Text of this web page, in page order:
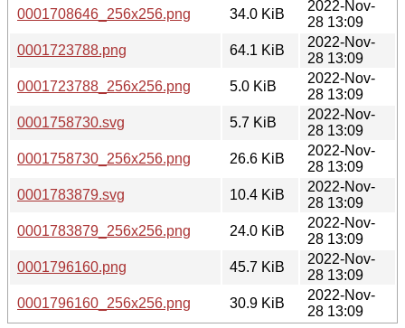
0001708646_256x256.png
34.0 KiB
2022-Nov-
28 13:09
0001723788.png
64.1 KiB
2022-Nov-
28 13:09
0001723788_256x256.png
5.0 KiB
2022-Nov-
28 13:09
0001758730.svg
5.7 KiB
2022-Nov-
28 13:09
0001758730_256x256.png
26.6 KiB
2022-Nov-
28 13:09
0001783879.svg
10.4 KiB
2022-Nov-
28 13:09
0001783879_256x256.png
24.0 KiB
2022-Nov-
28 13:09
0001796160.png
45.7 KiB
2022-Nov-
28 13:09
0001796160_256x256.png
30.9 KiB
2022-Nov-
28 13:09